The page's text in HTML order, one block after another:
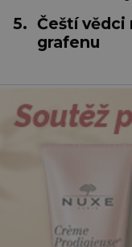
5. Čeští
grafenu